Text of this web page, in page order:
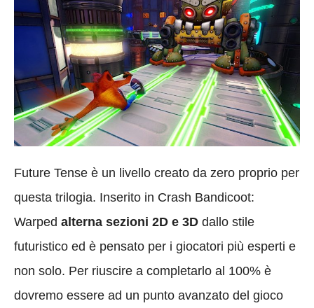
Future Tense è un livello creato da zero proprio per
questa trilogia. Inserito in Crash Bandicoot:
Warped alterna sezioni 2D e 3D dallo stile
futuristico ed è pensato per i giocatori più esperti e
non solo. Per riuscire a completarlo al 100% è
dovremo essere ad un punto avanzato del gioco